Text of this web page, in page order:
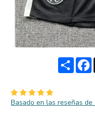
Share
Basado en las reseñas de